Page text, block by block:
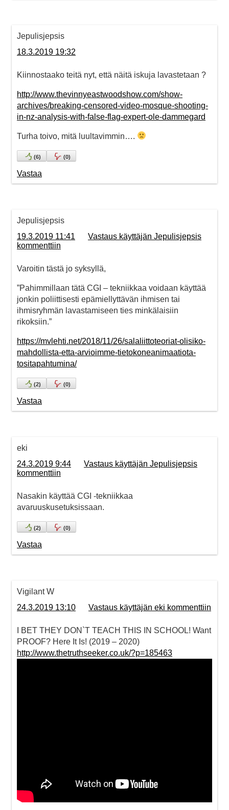
Jepulisjepsis
18.3.2019 19:32
Kiinnostaako teitä nyt, että näitä iskuja lavastetaan ?
http://www.thevinnyeastwoodshow.com/show-
archives/breaking-censored-video-mosque-shooting-
in-nz-analysis-with-false-flag-expert-ole-dammegard
Turha toivo, mitä luultavimmin….
(6) (0)
Vastaa
Jepulisjepsis
19.3.2019 11:41
Vastaus käyttäjän Jepulisjepsis
kommenttiin
Varoitin tästä jo syksyllä,
”Pahimmillaan tätä CGI – tekniikkaa voidaan käyttää
jonkin poliittisesti epämiellyttävän ihmisen tai
ihmisryhmän lavastamiseen ties minkälaisiin
rikoksiin.”
https://mvlehti.net/2018/11/26/salaliittoteoriat-olisiko-
mahdollista-etta-arvioimme-tietokoneanimaatiota-
tositapahtumina/
(2) (0)
Vastaa
eki
24.3.2019 9:44
Vastaus käyttäjän Jepulisjepsis
kommenttiin
Nasakin käyttää CGI -tekniikkaa
avaruuskusetuksissaan.
(2) (0)
Vastaa
Vigilant W
24.3.2019 13:10
Vastaus käyttäjän eki kommenttiin
I BET THEY DON`T TEACH THIS IN SCHOOL! Want
PROOF? Here It Is! (2019 – 2020)
http://www.thetruthseeker.co.uk/?p=185463